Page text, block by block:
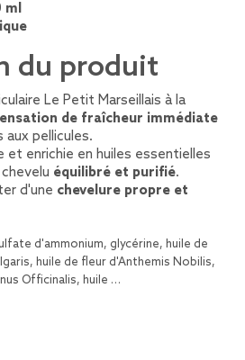
ml
du produit
Le Petit Marseillais à la
de fraîcheur immédiate
aux pellicules.
et enrichie en huiles essentielles
équilibré et purifié.
d'une chevelure propre et
d'ammonium, glycérine, huile de
huile de fleur d'Anthemis Nobilis,
Officinalis, huile …